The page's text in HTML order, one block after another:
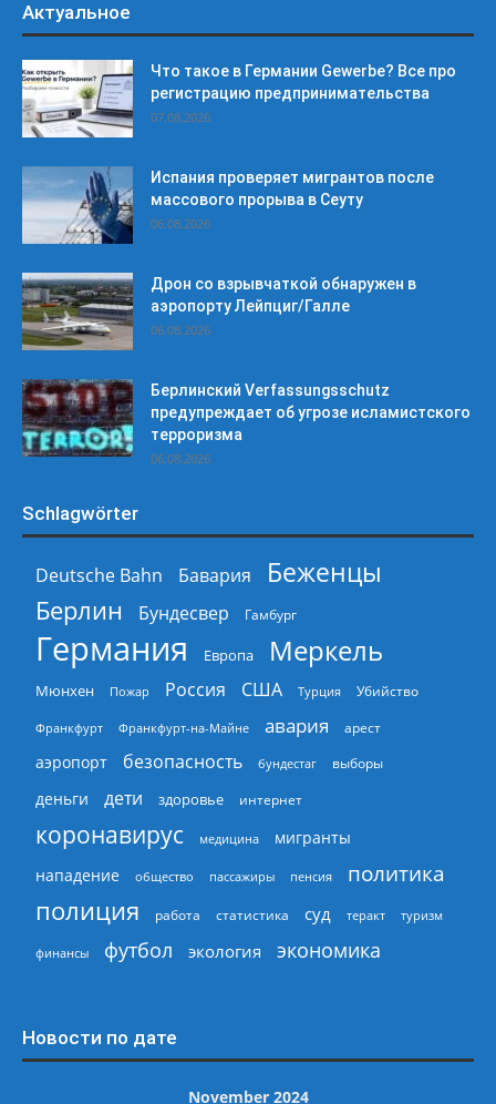
Актуальное
Что такое в Германии Gewerbe? Все про
регистрацию предпринимательства
07.08.2026
Испания проверяет мигрантов после
массового прорыва в Сеуту
06.08.2026
Дрон со взрывчаткой обнаружен в
аэропорту Лейпциг/Галле
06.08.2026
Берлинский Verfassungsschutz
предупреждает об угрозе исламистского
терроризма
06.08.2026
Schlagwörter
Deutsche Bahn Бавария
Беженцы
Берлин
Бундесвер Гамбург
Германия Европа Меркель
Мюнхен Пожар Россия США Турция Убийство
Франкфурт Франкфурт-на-Майне авария арест
аэропорт безопасность бундестаг выборы
деньги дети здоровье интернет
коронавирус медицина
мигранты
нападение
общество пассажиры пенсия политика
полиция работа статистика суд теракт туризм
финансы футбол экология экономика
Новости по дате
November 2024